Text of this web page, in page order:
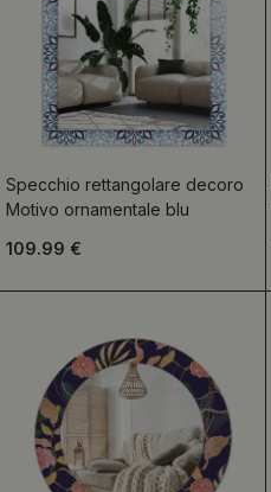
Specchio rettangolare decoro
Motivo ornamentale blu
109.99 €